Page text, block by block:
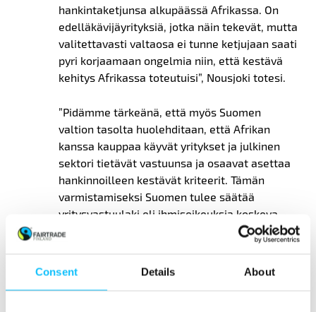
Consent Details About
hankintaketjunsa alkupäässä Afrikassa. On
edelläkävijäyrityksiä, jotka näin tekevät, mutta
valitettavasti valtaosa ei tunne ketjujaan saati
pyri korjaamaan ongelmia niin, että kestävä
kehitys Afrikassa toteutuisi”, Nousjoki totesi.
”Pidämme tärkeänä, että myös Suomen
valtion tasolta huolehditaan, että Afrikan
kanssa kauppaa käyvät yritykset ja julkinen
sektori tietävät vastuunsa ja osaavat asettaa
hankinnoilleen kestävät kriteerit. Tämän
varmistamiseksi Suomen tulee säätää
yritysvastuulaki eli ihmisoikeuksia koskeva
huolellisuusvelvoite pakolliseksi kaikille